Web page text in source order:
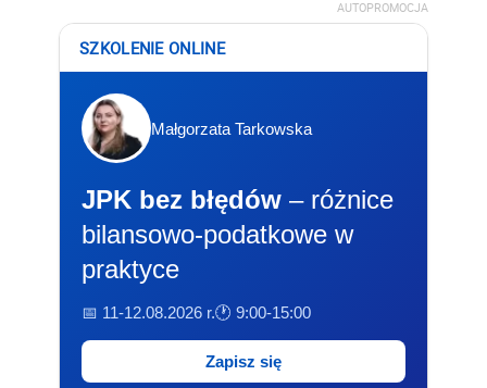
AUTOPROMOCJA
SZKOLENIE ONLINE
Małgorzata Tarkowska
JPK bez błędów – różnice
bilansowo-podatkowe w
praktyce
📅 11-12.08.2026 r.🕐 9:00-15:00
Zapisz się